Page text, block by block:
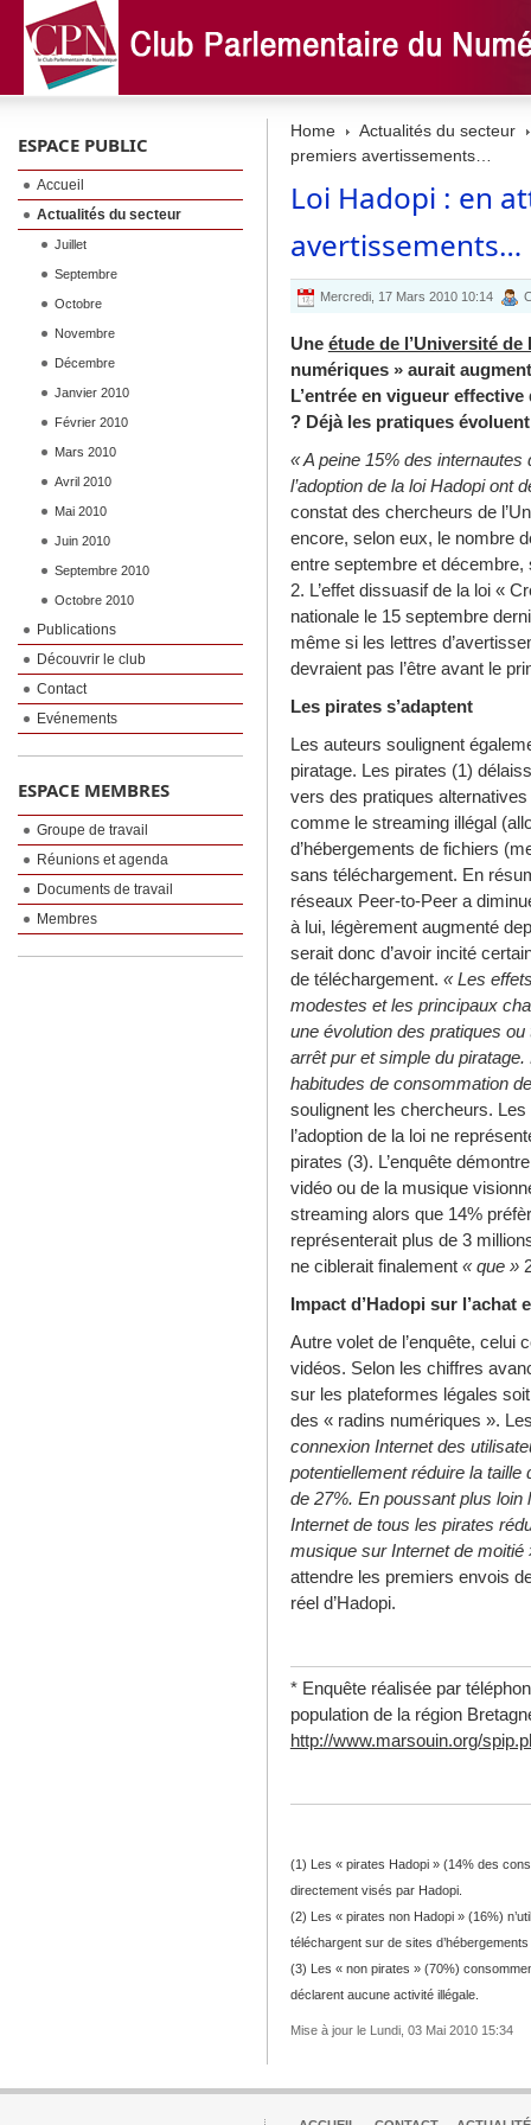
Home
Actualités du secteur
premiers avertissements…
Loi Hadopi : en
avertissements…
Mercredi, 17 Mars 2010 10:14
Une étude de l’Université de
numériques » aurait
L’entrée en vigueur
? Déjà les pratiques
« A peine 15% des
l’adoption de la loi Hadopi ont
constat des chercheurs de
encore, selon eux, le nombre
entre septembre et décembre,
2. L’effet dissuasif de la loi «
nationale le 15 septembre
même si les lettres
devraient pas l’être avant le
Les pirates s’adaptent
Les auteurs soulignent
piratage. Les pirates (1)
vers des pratiques
comme le streaming illégal
d’hébergements de fichiers
sans téléchargement. En
réseaux Peer-to-Peer a
à lui, légèrement augmenté
serait donc d’avoir incité
de téléchargement. « Les
modestes et les principaux
une évolution des pratiques
arrêt pur et simple du
habitudes de consommation
soulignent les chercheurs.
l’adoption de la loi ne
pirates (3). L’enquête
vidéo ou de la musique
streaming alors que 14%
représenterait plus de 3
ne ciblerait finalement « que »
Impact d’Hadopi sur l’achat
Autre volet de l’enquête, celui
vidéos. Selon les chiffres
sur les plateformes légales
des « radins numériques ».
connexion Internet des
potentiellement réduire la
de 27%. En poussant plus loin
Internet de tous les pirates
musique sur Internet de moitié
attendre les premiers envois
réel d’Hadopi.
* Enquête réalisée par
population de la région
http://www.marsouin.org/
(1) Les « pirates Hadopi » (14% des
directement visés par Hadopi.
(2) Les « pirates non Hadopi » (16%)
téléchargent sur de sites
(3) Les « non pirates » (70%)
déclarent aucune activité illégale.
Mise à jour le Lundi, 03 Mai 2010 15:34
ESPACE PUBLIC
Accueil
Actualités du secteur
Juillet
Septembre
Octobre
Novembre
Décembre
Janvier 2010
Février 2010
Mars 2010
Avril 2010
Mai 2010
Juin 2010
Septembre 2010
Octobre 2010
Publications
Découvrir le club
Contact
Evénements
ESPACE MEMBRES
Groupe de travail
Réunions et agenda
Documents de travail
Membres